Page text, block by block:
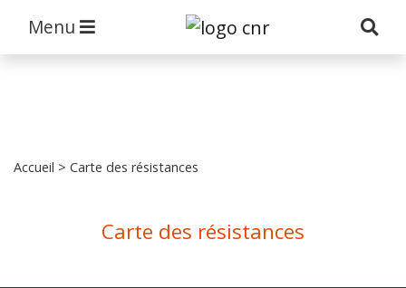
Menu
Accueil > Carte des résistances
Carte des résistances